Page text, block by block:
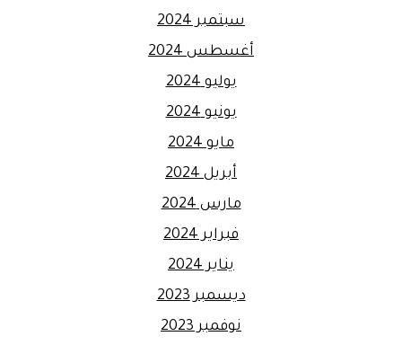
سبتمبر 2024
أغسطس 2024
يوليو 2024
يونيو 2024
مايو 2024
أبريل 2024
مارس 2024
فبراير 2024
يناير 2024
ديسمبر 2023
نوفمبر 2023